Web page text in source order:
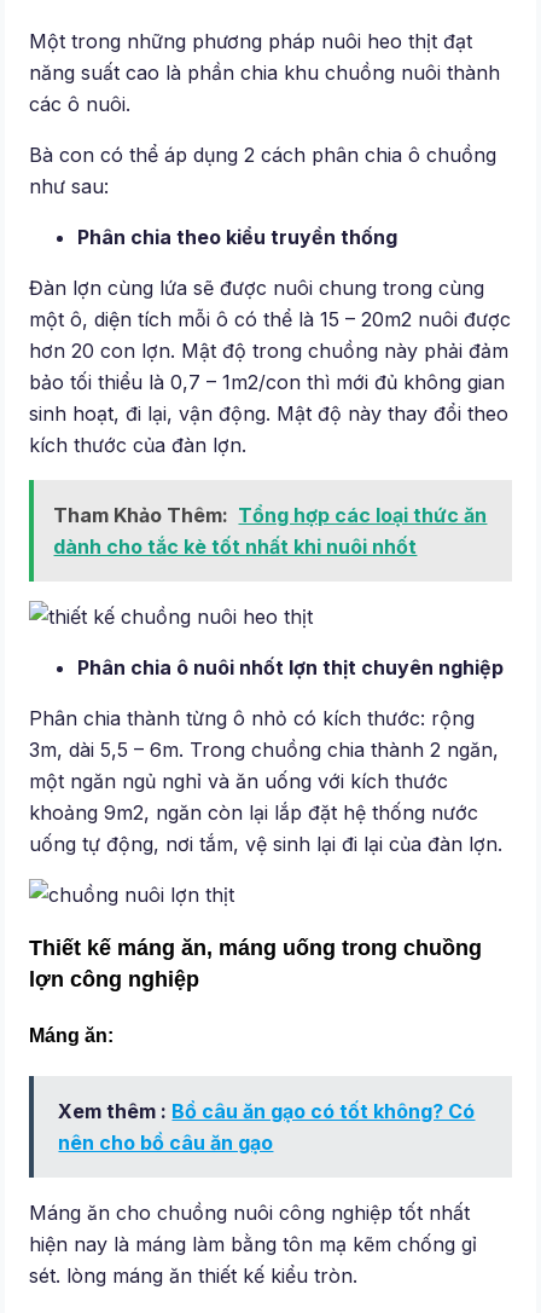
Một trong những phương pháp nuôi heo thịt đạt
năng suất cao là phần chia khu chuồng nuôi thành
các ô nuôi.
Bà con có thể áp dụng 2 cách phân chia ô chuồng
như sau:
Phân chia theo kiểu truyền thống
Đàn lợn cùng lứa sẽ được nuôi chung trong cùng
một ô, diện tích mỗi ô có thể là 15 – 20m2 nuôi được
hơn 20 con lợn. Mật độ trong chuồng này phải đảm
bảo tối thiểu là 0,7 – 1m2/con thì mới đủ không gian
sinh hoạt, đi lại, vận động. Mật độ này thay đổi theo
kích thước của đàn lợn.
Tham Khảo Thêm: Tổng hợp các loại thức ăn
dành cho tắc kè tốt nhất khi nuôi nhốt
Phân chia ô nuôi nhốt lợn thịt chuyên nghiệp
Phân chia thành từng ô nhỏ có kích thước: rộng
3m, dài 5,5 – 6m. Trong chuồng chia thành 2 ngăn,
một ngăn ngủ nghỉ và ăn uống với kích thước
khoảng 9m2, ngăn còn lại lắp đặt hệ thống nước
uống tự động, nơi tắm, vệ sinh lại đi lại của đàn lợn.
Thiết kế máng ăn, máng uống trong chuồng
lợn công nghiệp
Máng ăn:
Xem thêm : Bồ câu ăn gạo có tốt không? Có
nên cho bồ câu ăn gạo
Máng ăn cho chuồng nuôi công nghiệp tốt nhất
hiện nay là máng làm bằng tôn mạ kẽm chống gỉ
sét. lòng máng ăn thiết kế kiểu tròn.